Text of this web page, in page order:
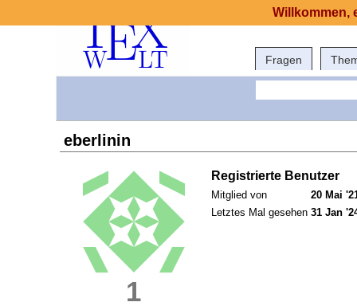
Fragen
eberlinin
1
Registrierte Benutzer
Mitglied von
20 Mai
Letztes Mal gesehen 31 Jan
Willkommen,